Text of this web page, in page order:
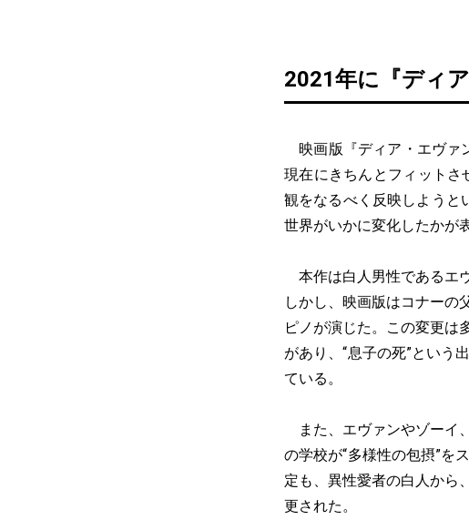
2021年に『ディ
映画版『ディア・エヴァ
現在にきちんとフィットさ
観をなるべく反映しようと
世界がいかに変化したかが
本作は白人男性であるエ
しかし、映画版はコナーの
ピノが演じた。この変更は
があり、“息子の死”という
ている。
また、エヴァンやゾーイ
の学校が“多様性の包摂”を
定も、異性愛者の白人から
更された。